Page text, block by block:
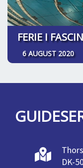
FERIE I
6 AUGUST 2020
DK-